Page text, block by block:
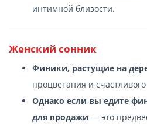
интимной близости.
Женский сонник
Финики, растущие на
процветания и
Однако если вы едите
для продажи — это